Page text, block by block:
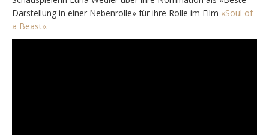
Darstellung in einer Nebenrolle» für ihre Rolle im Film «Soul of
a Beast».